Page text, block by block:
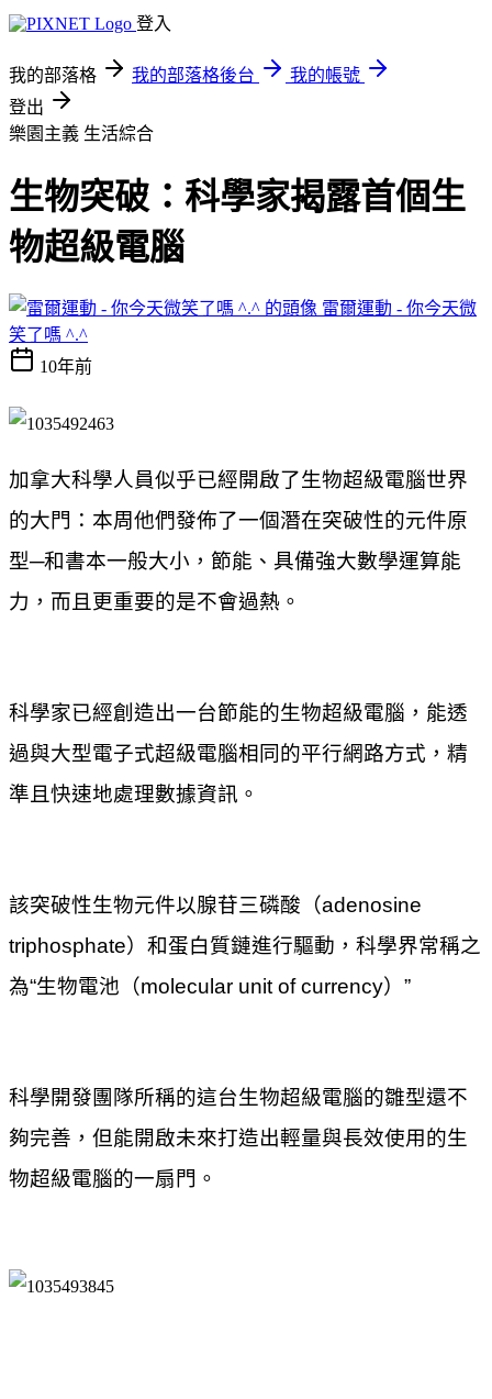
登入
我的部落格 我的部落格後台
我的帳號
登出
樂園主義 生活綜合
生物突破：科學家揭露首個生
物超級電腦
雷爾運動 - 你今天微
笑了嗎 ^.^
10年前
加拿大科學人員似乎已經開啟了生物超級電腦世界
的大門：本周他們發佈了一個潛在突破性的元件原
型─和書本一般大小，節能、具備強大數學運算能
力，而且更重要的是不會過熱。
科學家已經創造出一台節能的生物超級電腦，能透
過與大型電子式超級電腦相同的平行網路方式，精
準且快速地處理數據資訊。
該突破性生物元件以腺苷三磷酸（adenosine
triphosphate）和蛋白質鏈進行驅動，科學界常稱之
為“生物電池（molecular unit of currency）”
科學開發團隊所稱的這台生物超級電腦的雛型還不
夠完善，但能開啟未來打造出輕量與長效使用的生
物超級電腦的一扇門。